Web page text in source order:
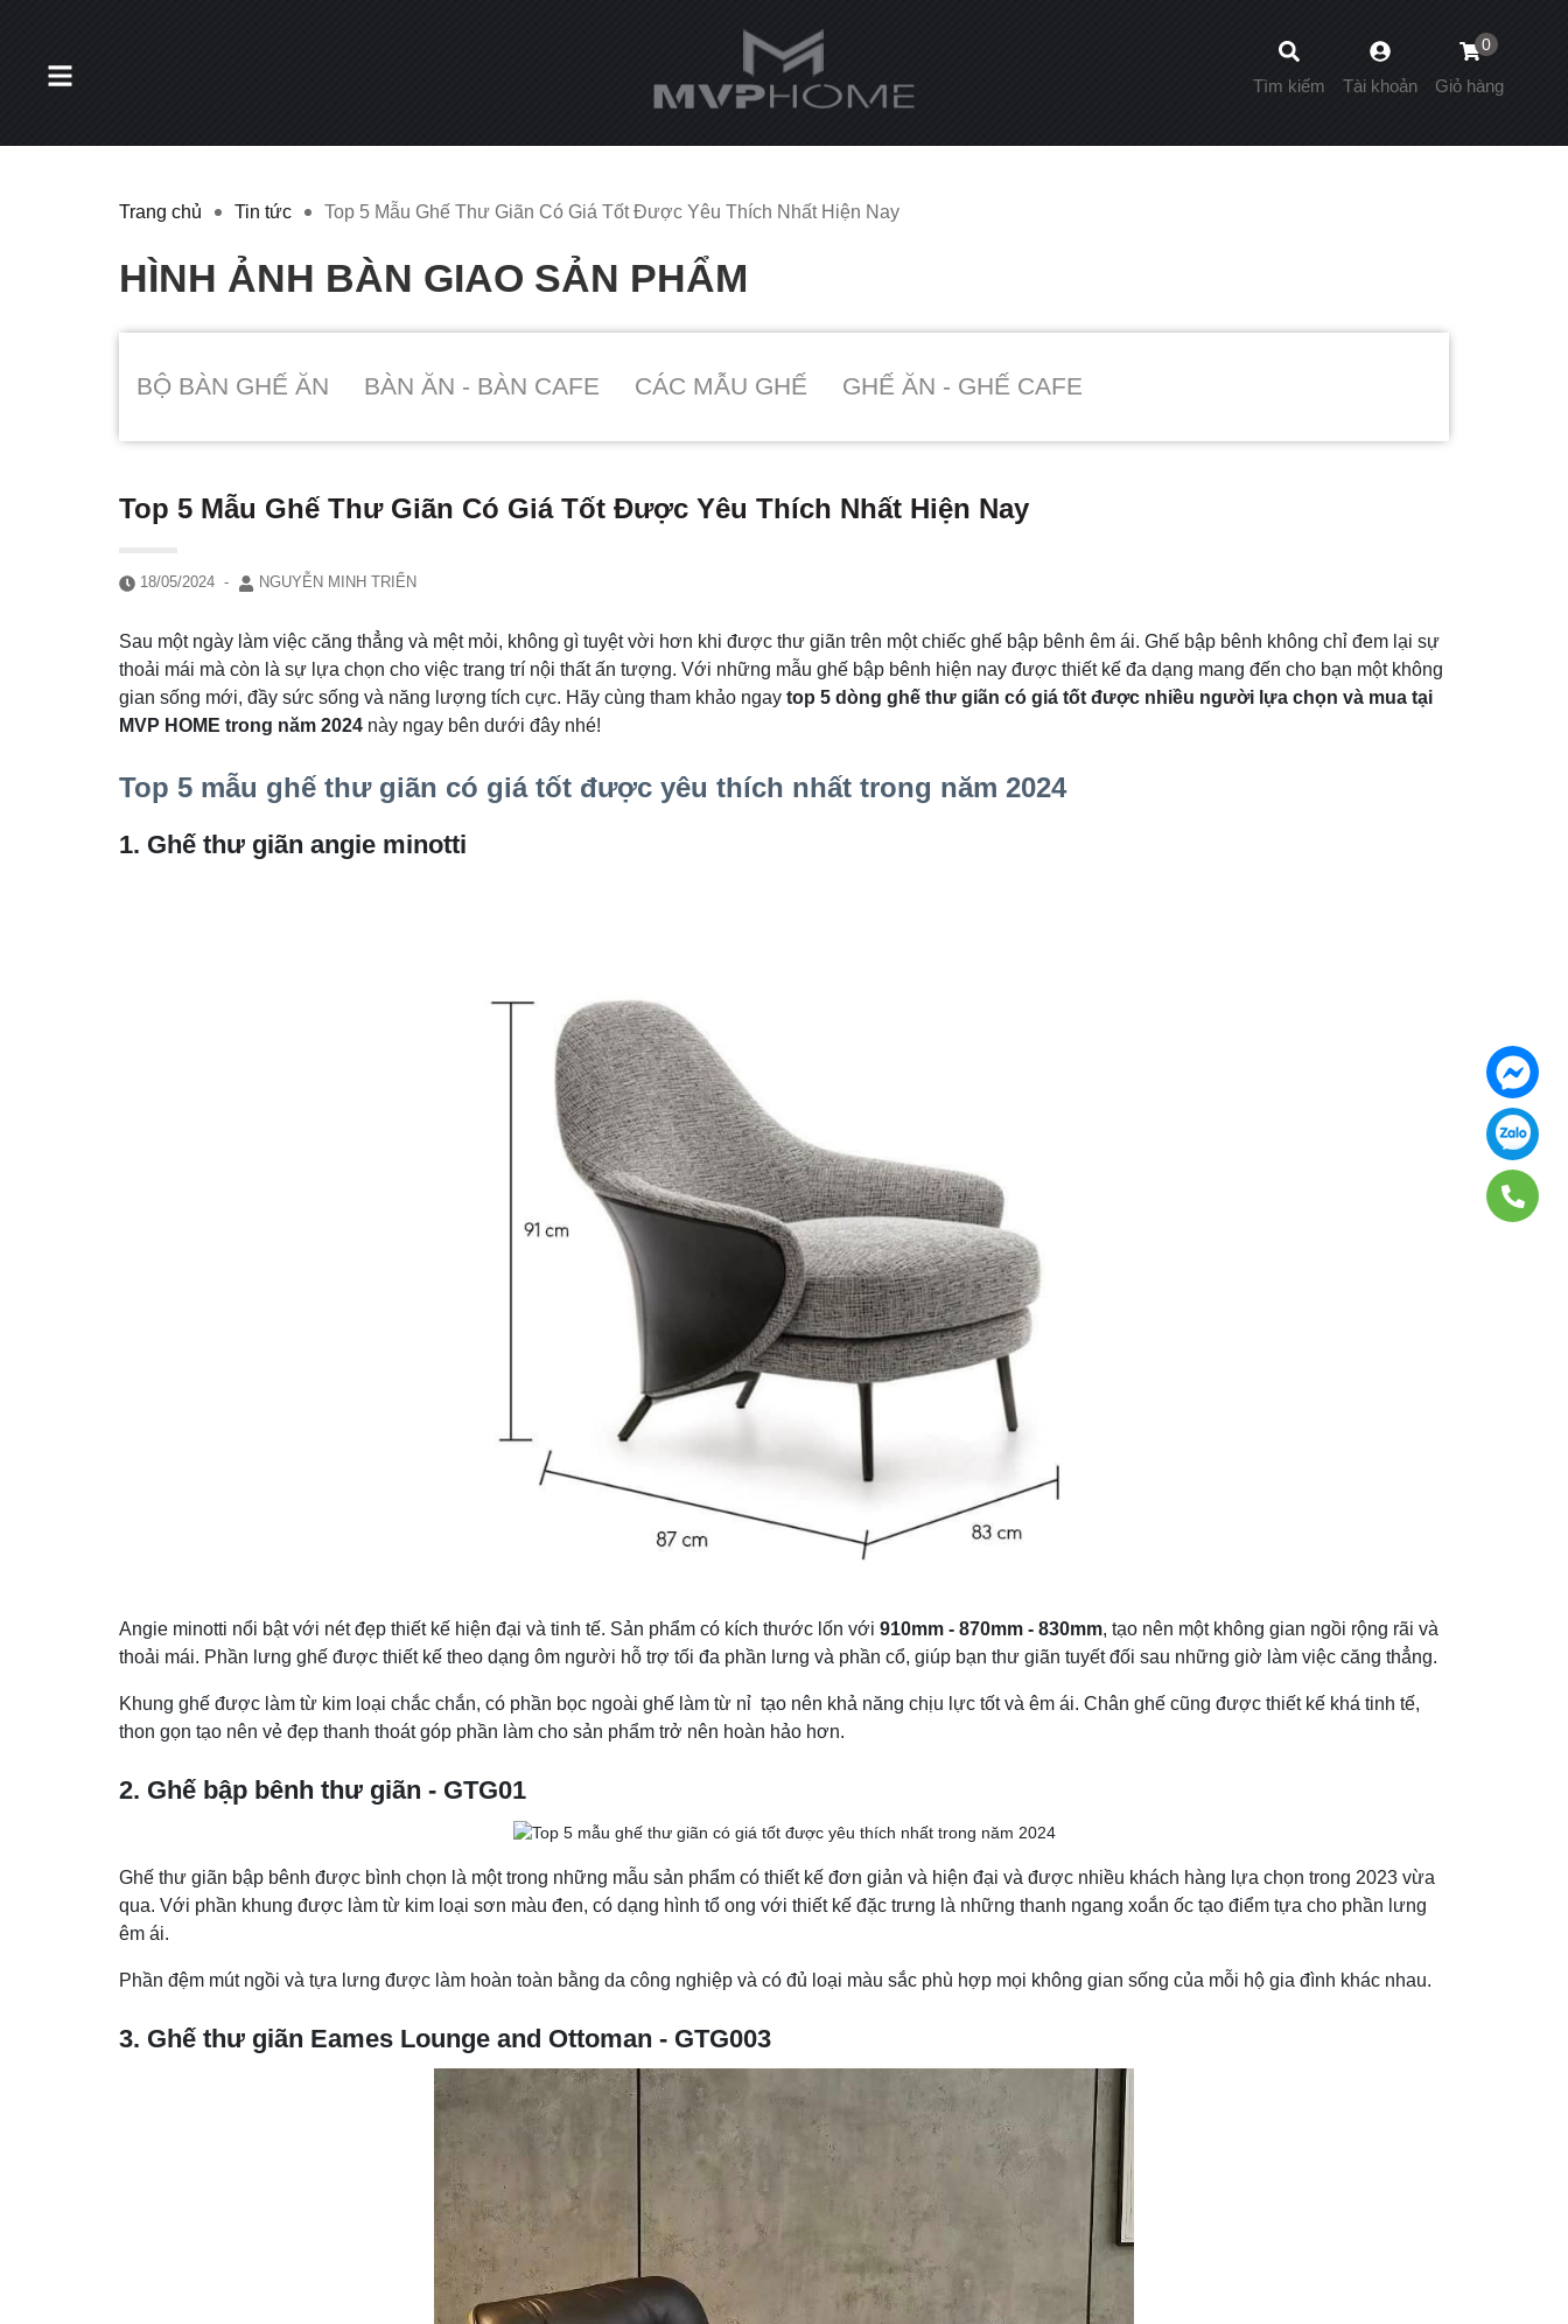
0
Giỏ hàng
Tài khoản
Tìm kiếm
Trang chủ Tin tức Top 5 Mẫu Ghế Thư Giãn Có Giá Tốt Được Yêu Thích Nhất Hiện Nay
HÌNH ẢNH BÀN GIAO SẢN PHẨM
BỘ BÀN GHẾ ĂN BÀN ĂN - BÀN CAFE CÁC MẪU GHẾ GHẾ ĂN - GHẾ CAFE
Top 5 Mẫu Ghế Thư Giãn Có Giá Tốt Được Yêu Thích Nhất Hiện Nay
18/05/2024 - NGUYỄN MINH TRIỂN
Sau một ngày làm việc căng thẳng và mệt mỏi, không gì tuyệt vời hơn khi được thư giãn trên một chiếc ghế bập bênh êm ái. Ghế bập bênh không chỉ đem lại sự
thoải mái mà còn là sự lựa chọn cho việc trang trí nội thất ấn tượng. Với những mẫu ghế bập bênh hiện nay được thiết kế đa dạng mang đến cho bạn một không
gian sống mới, đầy sức sống và năng lượng tích cực. Hãy cùng tham khảo ngay top 5 dòng ghế thư giãn có giá tốt được nhiều người lựa chọn và mua tại
MVP HOME trong năm 2024 này ngay bên dưới đây nhé!
Top 5 mẫu ghế thư giãn có giá tốt được yêu thích nhất trong năm 2024
1. Ghế thư giãn angie minotti
Angie minotti nổi bật với nét đẹp thiết kế hiện đại và tinh tế. Sản phẩm có kích thước lốn với 910mm - 870mm - 830mm, tạo nên một không gian ngồi rộng rãi và
thoải mái. Phần lưng ghế được thiết kế theo dạng ôm người hỗ trợ tối đa phần lưng và phần cổ, giúp bạn thư giãn tuyết đối sau những giờ làm việc căng thẳng.
Khung ghế được làm từ kim loại chắc chắn, có phần bọc ngoài ghế làm từ nỉ tạo nên khả năng chịu lực tốt và êm ái. Chân ghế cũng được thiết kế khá tinh tế,
thon gọn tạo nên vẻ đẹp thanh thoát góp phần làm cho sản phẩm trở nên hoàn hảo hơn.
2. Ghế bập bênh thư giãn - GTG01
Ghế thư giãn bập bênh được bình chọn là một trong những mẫu sản phẩm có thiết kế đơn giản và hiện đại và được nhiều khách hàng lựa chọn trong 2023 vừa
qua. Với phần khung được làm từ kim loại sơn màu đen, có dạng hình tổ ong với thiết kế đặc trưng là những thanh ngang xoắn ốc tạo điểm tựa cho phần lưng
êm ái.
Phần đệm mút ngồi và tựa lưng được làm hoàn toàn bằng da công nghiệp và có đủ loại màu sắc phù hợp mọi không gian sống của mỗi hộ gia đình khác nhau.
3. Ghế thư giãn Eames Lounge and Ottoman - GTG003